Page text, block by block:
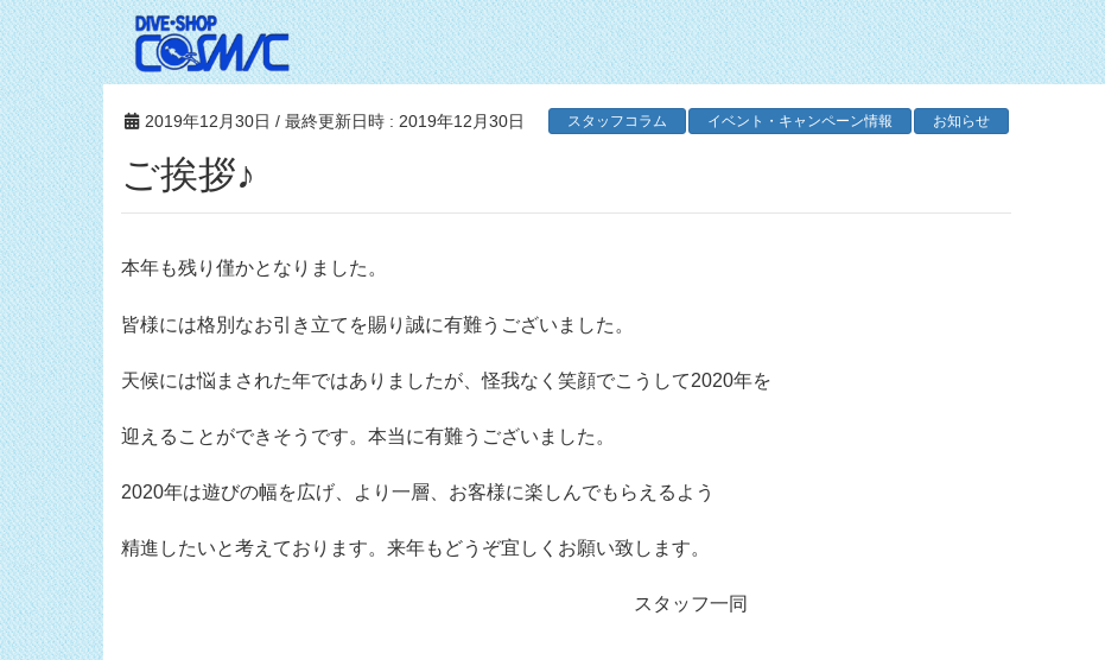
2019年12月30日 / 最終更新日時 : 2019年12月30日 お知らせ
イベント・キャンペーン情報
スタッフコラム
ご挨拶♪
本年も残り僅かとなりました。
皆様には格別なお引き立てを賜り誠に有難うございました。
天候には悩まされた年ではありましたが、怪我なく笑顔でこうして2020年を
迎えることができそうです。本当に有難うございました。
2020年は遊びの幅を広げ、より一層、お客様に楽しんでもらえるよう
精進したいと考えております。来年もどうぞ宜しくお願い致します。
スタッフ一同